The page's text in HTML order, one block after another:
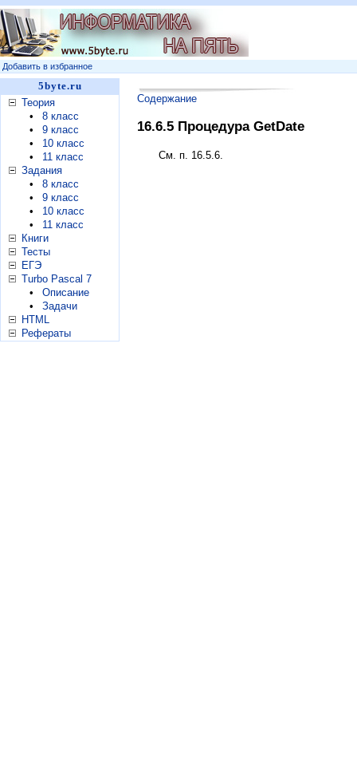
Добавить в избранное
5byte.ru
Теория
•
8 класс
•
9 класс
•
10 класс
•
11 класс
Задания
•
8 класс
•
9 класс
•
10 класс
•
11 класс
Книги
Тесты
ЕГЭ
Turbo Pascal 7
•
Описание
•
Задачи
HTML
Рефераты
Содержание
16.6.5 Процедура GetDate
См. п. 16.5.6.